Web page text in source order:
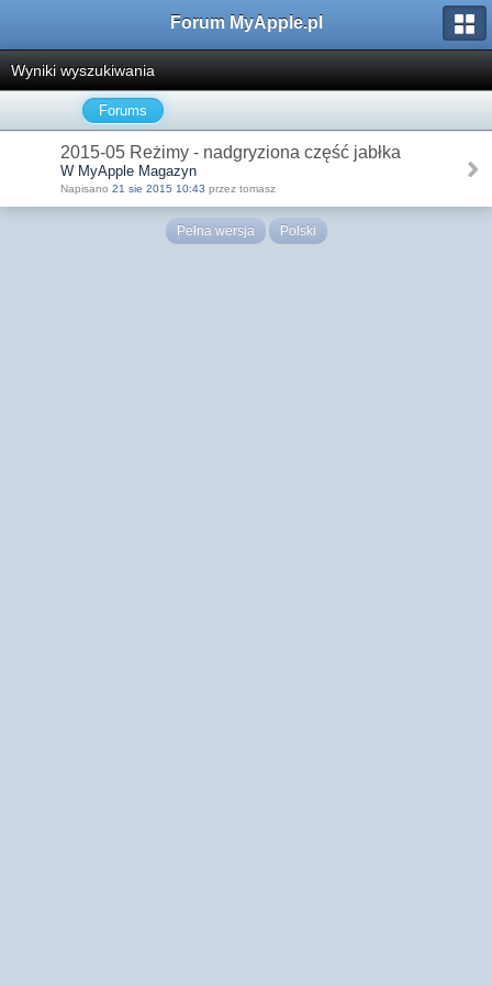
Forum MyApple.pl
Wyniki wyszukiwania
Forums
2015-05 Reżimy - nadgryziona część jabłka
W MyApple Magazyn
Napisano 21 sie 2015 10:43 przez tomasz
Pełna wersja Polski